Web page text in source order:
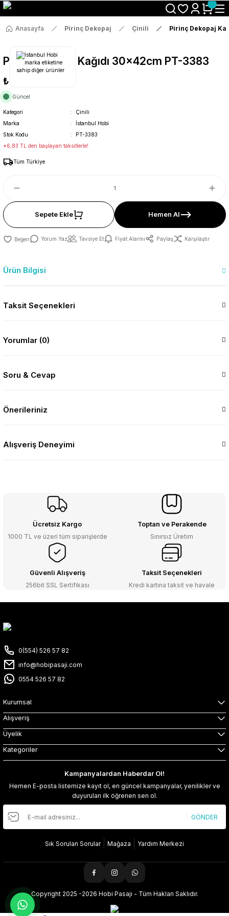
Size Özel "HG10" Koduyla Sepette Hemen %10 İndirimi Kaçırma
Anasayfa Pirinç Dekopaj Çinili Pirinç Dekopaj
Pirinç Dekopaj Kağıdı 30x42cm PT-3383
₺36
Güncel
Kategori
Çinili
Marka
İstanbul Hobi
Stok Kodu
PT-3383
*6,83 TL den başlayan taksitlerle!
Tüm Türkiye
Sepete Ekle Hemen Al
Yorum Yaz Tavsiye Et Fiyat Alarmı Paylaş Karşılaştır
Ürün Bilgisi
Taksit Seçenekleri
Yorumlar (0)
Soru & Cevap
Önerileriniz
Alışveriş Deneyimi
Ücretsiz Kargo
1000 TL ve üzeri tüm siparişlerde
Toptan ve Perakende
Sınırsız Üretim
Güvenli Alışveriş
256bit SSL Sertifikası
Taksit Seçenekleri
Kredi kartına taksit ve havale
0(554) 526 57 82
info@hobipasaji.com
0554 526 57 82
Kurumsal
Alışveriş
Üyelik
Kategoriler
Kampanyalardan Haberdar Ol!
Hemen E-posta listemize kayıt ol, en güncel kampanyalar, yenilikler ve
duyuruları ilk öğrenen sen ol.
GÖNDER
Sık Sorulan Sorular Mağaza Yardım Merkezi
Copyright 2025 -2026 Hobi Pasajı - Tüm Hakları Saklıdır.